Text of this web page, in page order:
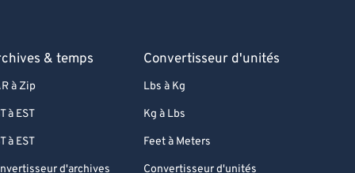
& temps
à Zip
à EST
à EST
d'archives
Convertisseur d'unités
Lbs à Kg
Kg à Lbs
Feet à Meters
Convertisseur d'unités